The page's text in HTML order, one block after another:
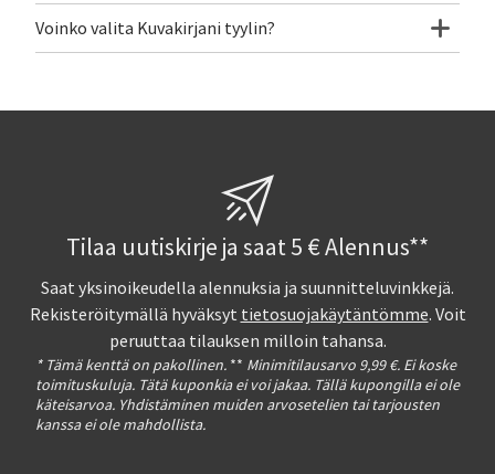
Voinko valita Kuvakirjani tyylin?
Tilaa uutiskirje ja saat 5 € Alennus**
Saat yksinoikeudella alennuksia ja suunnitteluvinkkejä.
Rekisteröitymällä hyväksyt tietosuojakäytäntömme. Voit
peruuttaa tilauksen milloin tahansa.
* Tämä kenttä on pakollinen. ** Minimitilausarvo 9,99 €. Ei koske
toimituskuluja. Tätä kuponkia ei voi jakaa. Tällä kupongilla ei ole
käteisarvoa. Yhdistäminen muiden arvosetelien tai tarjousten
kanssa ei ole mahdollista.